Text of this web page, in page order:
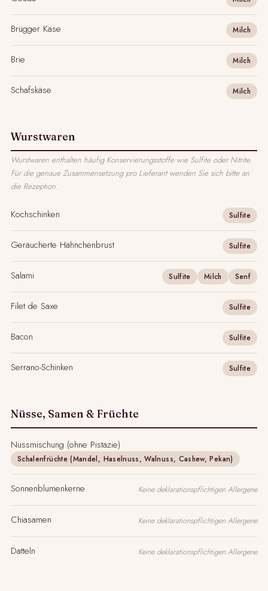
Brügger Käse Milch
Brie Milch
Schafskäse Milch
Wurstwaren
Wurstwaren enthalten häufig Konservierungsstoffe wie Sulfite oder Nitrite.
Für die genaue Zusammensetzung pro Lieferant wenden Sie sich bitte an
die Rezeption.
Kochschinken Sulfite
Geräucherte Hähnchenbrust Sulfite
Salami Sulfite Milch Senf
Filet de Saxe Sulfite
Bacon Sulfite
Serrano-Schinken Sulfite
Nüsse, Samen & Früchte
Nussmischung (ohne Pistazie)
Schalenfrüchte (Mandel, Haselnuss, Walnuss, Cashew, Pekan)
Sonnenblumenkerne Keine deklarationspflichtigen Allergene
Chiasamen Keine deklarationspflichtigen Allergene
Datteln Keine deklarationspflichtigen Allergene